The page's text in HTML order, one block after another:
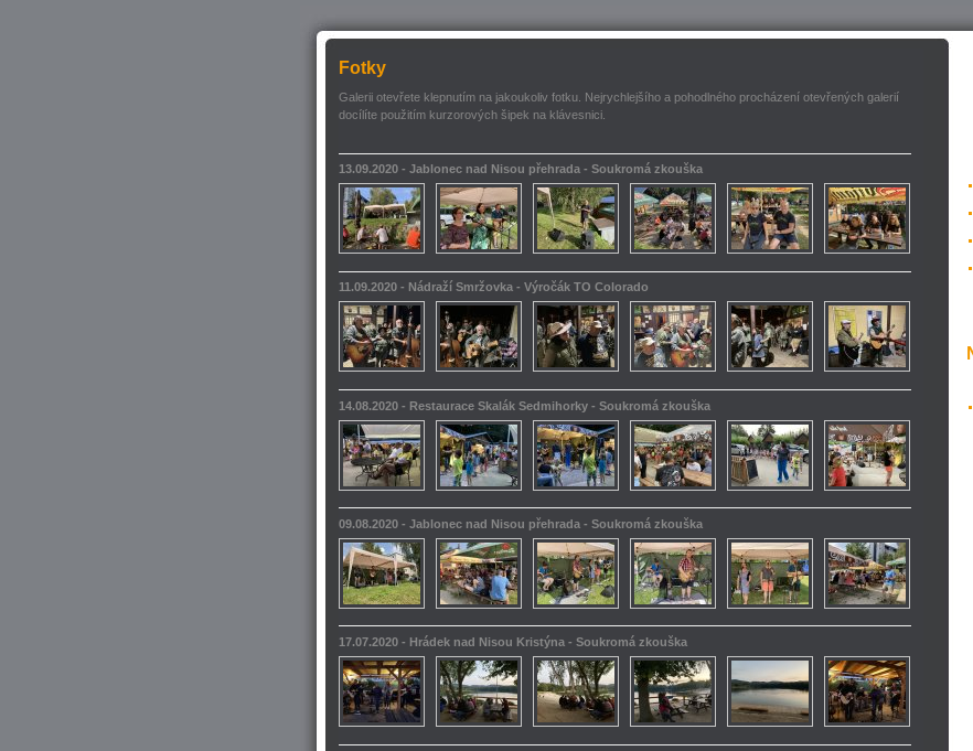
Fotky
Galerii otevřete klepnutím na jakoukoliv fotku. Nejrychlejšího a pohodlného procházení otevřených galerií
docílíte použitím kurzorových šipek na klávesnici.
13.09.2020 - Jablonec nad Nisou přehrada - Soukromá zkouška
11.09.2020 - Nádraží Smržovka - Výročák TO Colorado
14.08.2020 - Restaurace Skalák Sedmihorky - Soukromá zkouška
09.08.2020 - Jablonec nad Nisou přehrada - Soukromá zkouška
17.07.2020 - Hrádek nad Nisou Kristýna - Soukromá zkouška